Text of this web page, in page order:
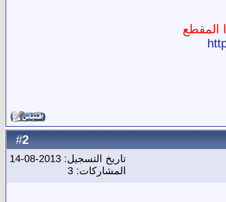
المقطع
#
2
تاريخ التسجيل: 2013-08-14
المشاركات: 3